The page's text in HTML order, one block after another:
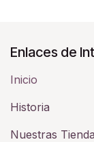
Enlaces de
Inicio
Historia​
Nuestras